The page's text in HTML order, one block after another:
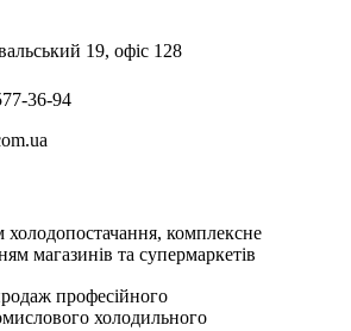
19, офіс 128
36-94
комплексне
магазинів та супермаркетів
професійного
холодильного